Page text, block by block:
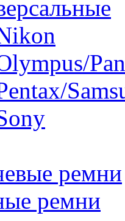
ремни
ремни